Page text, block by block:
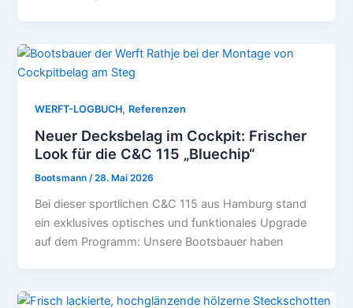
WERFT-LOGBUCH, Referenzen
Neuer Decksbelag im Cockpit: Frischer
Look für die C&C 115 „Bluechip“
Bootsmann/28. Mai 2026
Bei dieser sportlichen C&C 115 aus Hamburg stand
ein exklusives optisches und funktionales Upgrade
auf dem Programm: Unsere Bootsbauer haben